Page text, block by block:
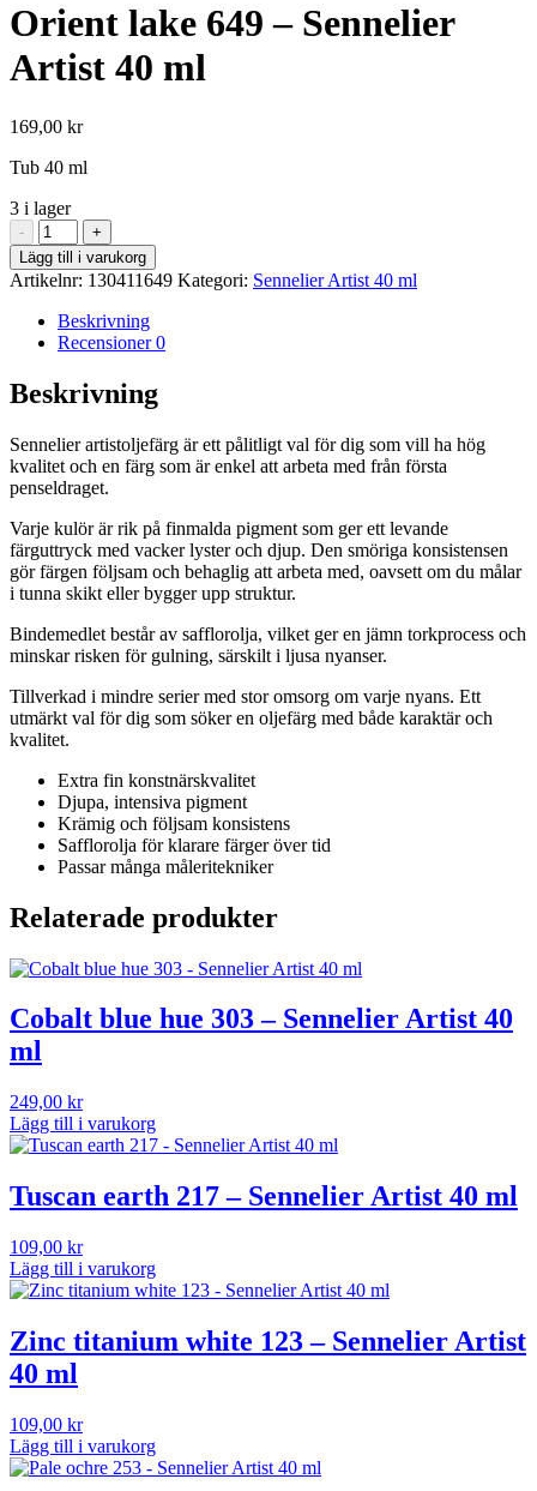
Orient lake 649 – Sennelier
Artist 40 ml
169,00 kr
Tub 40 ml
3 i lager
-
Orient
lake
649
-
Sennelier
Artist
ml
mängd
+
Lägg till i varukorg
Artikelnr: 130411649 Kategori: Sennelier Artist 40 ml
Beskrivning
Recensioner0
Beskrivning
Sennelier artistoljefärg är ett pålitligt val för dig som vill ha hög
kvalitet och en färg som är enkel att arbeta med från första
penseldraget.
Varje kulör är rik på finmalda pigment som ger ett levande
färguttryck med vacker lyster och djup. Den smöriga konsistensen
gör färgen följsam och behaglig att arbeta med, oavsett om du målar
i tunna skikt eller bygger upp struktur.
Bindemedlet består av safflorolja, vilket ger en jämn torkprocess och
minskar risken för gulning, särskilt i ljusa nyanser.
Tillverkad i mindre serier med stor omsorg om varje nyans. Ett
utmärkt val för dig som söker en oljefärg med både karaktär och
kvalitet.
Extra fin konstnärskvalitet
Djupa, intensiva pigment
Krämig och följsam konsistens
Safflorolja för klarare färger över tid
Passar många måleritekniker
Relaterade produkter
Cobalt blue hue 303 – Sennelier Artist 40
ml
249,00 kr
Lägg till i varukorg
Tuscan earth 217 – Sennelier Artist 40 ml
109,00 kr
Lägg till i varukorg
Zinc titanium white 123 – Sennelier Artist
40 ml
109,00 kr
Lägg till i varukorg